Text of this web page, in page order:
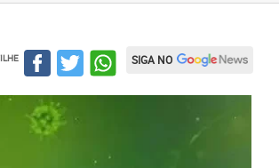
SIGA NO